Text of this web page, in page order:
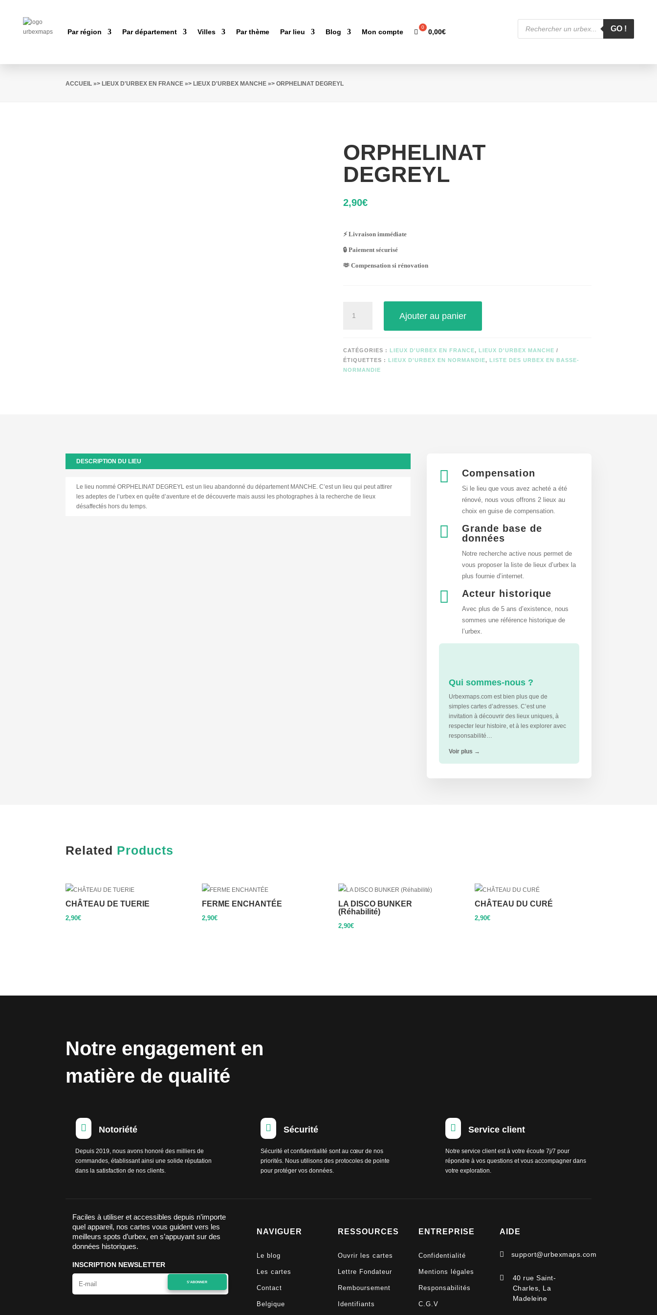
Par région Par département Villes Par thème Par lieu Blog Mon compte 0,00€
Recherche
produits
GO !
ACCUEIL »>LIEUX D'URBEX EN FRANCE »>LIEUX D'URBEX MANCHE »> ORPHELINAT DEGREYL
ORPHELINAT
DEGREYL
2,90€
⚡ Livraison immédiate
🔒 Paiement sécurisé
🫶 Compensation si rénovation
Ajouter au panier
CATÉGORIES : LIEUX D'URBEX EN FRANCE, LIEUX D'URBEX MANCHE
ÉTIQUETTES : LIEUX D'URBEX EN NORMANDIE, LISTE DES URBEX EN BASSE-
NORMANDIE
DESCRIPTION DU LIEU
Le lieu nommé ORPHELINAT DEGREYL est un lieu abandonné du département MANCHE. C’est un lieu qui peut attirer
les adeptes de l’urbex en quête d’aventure et de découverte mais aussi les photographes à la recherche de lieux
désaffectés hors du temps.
 Compensation
Si le lieu que vous avez acheté a été
rénové, nous vous offrons 2 lieux au
choix en guise de compensation.

Grande base de
données
Notre recherche active nous permet de
vous proposer la liste de lieux d’urbex la
plus fournie d’internet.
 Acteur historique
Avec plus de 5 ans d’existence, nous
sommes une référence historique de
l’urbex.
Qui sommes-nous ?
Urbexmaps.com est bien plus que de
simples cartes d’adresses. C’est une
invitation à découvrir des lieux uniques, à
respecter leur histoire, et à les explorer avec
responsabilité…
Voir plus →
Related Products
CHÂTEAU DE TUERIE
2,90€
FERME ENCHANTÉE
2,90€
LA DISCO BUNKER
(Réhabilité)
2,90€
CHÂTEAU DU CURÉ
2,90€
Notre engagement en
matière de qualité
 Notoriété
Depuis 2019, nous avons honoré des milliers de
commandes, établissant ainsi une solide réputation
dans la satisfaction de nos clients.
 Sécurité
Sécurité et confidentialité sont au cœur de nos
priorités. Nous utilisons des protocoles de pointe
pour protéger vos données.
 Service client
Notre service client est à votre écoute 7j/7 pour
répondre à vos questions et vous accompagner dans
votre exploration.
Faciles à utiliser et accessibles depuis n’importe
quel appareil, nos cartes vous guident vers les
meilleurs spots d’urbex, en s’appuyant sur des
données historiques.
INSCRIPTION NEWSLETTER
S'ABONNER
NAVIGUER
Le blog
Les cartes
Contact
Belgique
RESSOURCES
Ouvrir les cartes
Lettre Fondateur
Remboursement
Identifiants
ENTREPRISE
Confidentialité
Mentions légales
Responsabilités
C.G.V
AIDE
 support@urbexmaps.com

40 rue Saint-
Charles, La
Madeleine